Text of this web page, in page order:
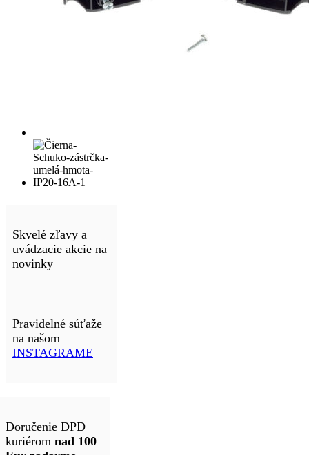
Skvelé zľavy a
uvádzacie akcie na
novinky
Pravidelné súťaže
na našom
INSTAGRAME
Doručenie DPD
kuriérom nad 100